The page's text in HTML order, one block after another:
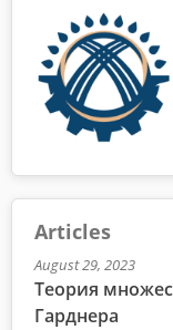
Articles
August 29, 2023
Теория
Гарднера